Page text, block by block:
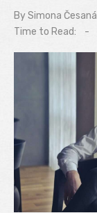
BySimona Česaná
Time to Read:
-